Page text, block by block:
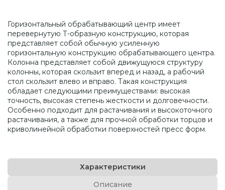
Горизонтальный обрабатывающий центр имеет
перевернутую Т-образную конструкцию, которая
представляет собой обычную усиленную
горизонтальную конструкцию обрабатывающего центра.
Колонна представляет собой движущуюся структуру
колонны, которая скользит вперед и назад, а рабочий
стол скользит влево и вправо. Такая конструкция
обладает следующими преимуществами: высокая
точность, высокая степень жесткости и долговечности.
Особенно подходит для растачивания и высокоточного
растачивания, а также для прочной обработки торцов и
криволинейной обработки поверхностей пресс форм.
Характеристики
Описание